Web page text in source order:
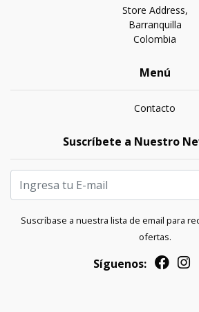
Store Address,
Barranquilla
Colombia
Menú
Contacto
Suscríbete a Nuestro
Suscríbase a nuestra lista de email para
ofertas.
Síguenos: